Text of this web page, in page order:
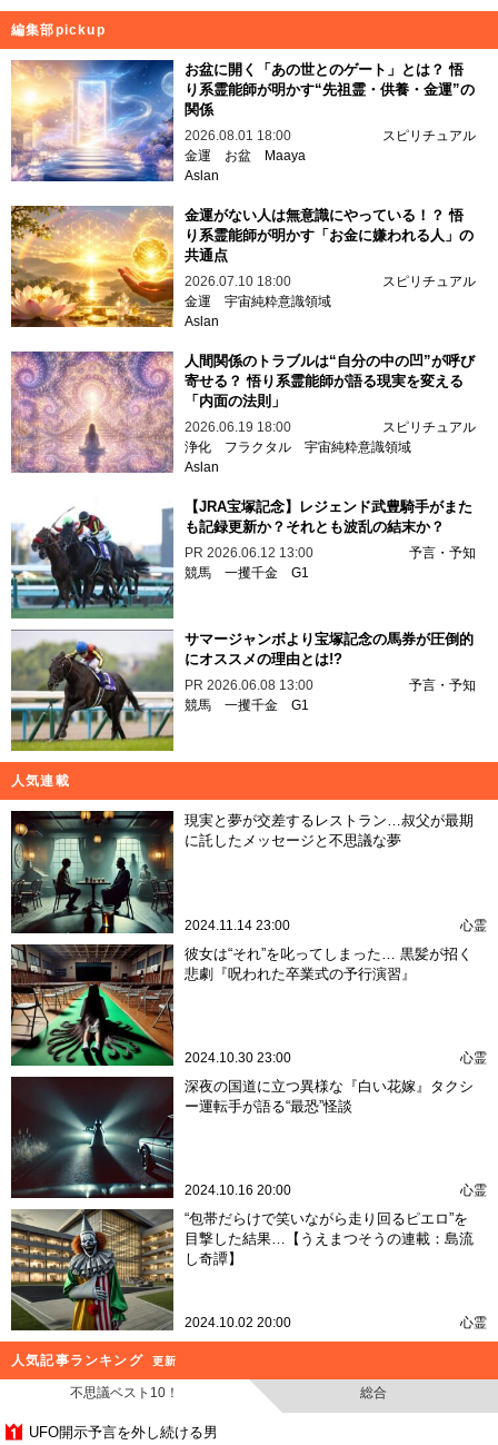
編集部pickup
お盆に開く「あの世とのゲート」とは？ 悟
り系霊能師が明かす“先祖霊・供養・金運”の
関係
2026.08.01 18:00
スピリチュアル
金運
お盆
Maaya
Aslan
金運がない人は無意識にやっている！？ 悟
り系霊能師が明かす「お金に嫌われる人」の
共通点
2026.07.10 18:00
スピリチュアル
金運 宇宙純粋意識領域
Aslan
人間関係のトラブルは“自分の中の凹”が呼び
寄せる？ 悟り系霊能師が語る現実を変える
「内面の法則」
2026.06.19 18:00
スピリチュアル
浄化
フラクタル 宇宙純粋意識領域
Aslan
【JRA宝塚記念】レジェンド武豊騎手がまた
も記録更新か？それとも波乱の結末か？
PR 2026.06.12 13:00
予言・予知
競馬 一攫千金 G1
サマージャンボより宝塚記念の馬券が圧倒的
にオススメの理由とは!?
PR 2026.06.08 13:00
予言・予知
競馬 一攫千金 G1
人気連載
現実と夢が交差するレストラン…叔父が最期
に託したメッセージと不思議な夢
2024.11.14 23:00 心霊
彼女は“それ”を叱ってしまった… 黒髪が招く
悲劇『呪われた卒業式の予行演習』
2024.10.30 23:00 心霊
深夜の国道に立つ異様な『白い花嫁』タクシ
ー運転手が語る“最恐”怪談
2024.10.16 20:00 心霊
“包帯だらけで笑いながら走り回るピエロ”を
目撃した結果…【うえまつそうの連載：島流
し奇譚】
2024.10.02 20:00 心霊
人気記事ランキング 更新
不思議ベスト10！ 総合
UFO開示予言を外し続ける男